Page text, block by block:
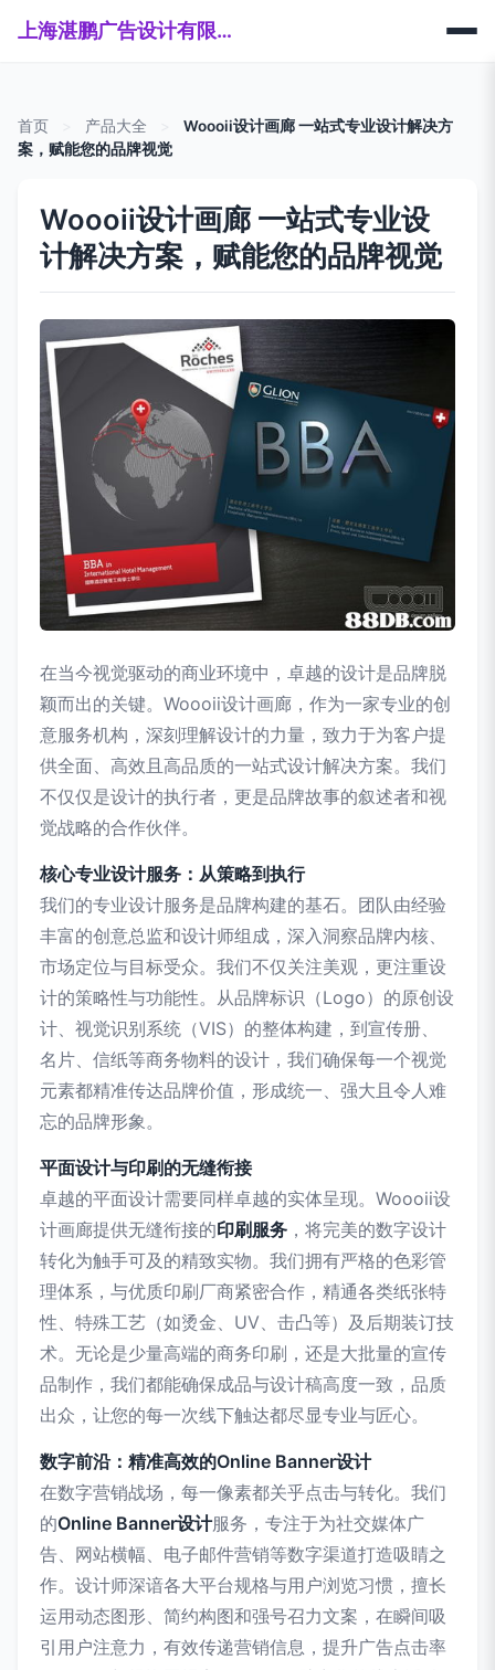
上海湛鹏广告设计有限公司
首页 产品大全
Woooii设计画廊 一站式专业设计解决方
案，赋能您的品牌视觉
Woooii设计画廊 一站式专业设
计解决方案，赋能您的品牌视觉
在当今视觉驱动的商业环境中，卓越的设计是品牌脱
颖而出的关键。Woooii设计画廊，作为一家专业的创
意服务机构，深刻理解设计的力量，致力于为客户提
供全面、高效且高品质的一站式设计解决方案。我们
不仅仅是设计的执行者，更是品牌故事的叙述者和视
觉战略的合作伙伴。
核心专业设计服务：从策略到执行
我们的专业设计服务是品牌构建的基石。团队由经验
丰富的创意总监和设计师组成，深入洞察品牌内核、
市场定位与目标受众。我们不仅关注美观，更注重设
计的策略性与功能性。从品牌标识（Logo）的原创设
计、视觉识别系统（VIS）的整体构建，到宣传册、
名片、信纸等商务物料的设计，我们确保每一个视觉
元素都精准传达品牌价值，形成统一、强大且令人难
忘的品牌形象。
平面设计与印刷的无缝衔接
卓越的平面设计需要同样卓越的实体呈现。Woooii设
计画廊提供无缝衔接的印刷服务 ，将完美的数字设计
转化为触手可及的精致实物。我们拥有严格的色彩管
理体系，与优质印刷厂商紧密合作，精通各类纸张特
性、特殊工艺（如烫金、UV、击凸等）及后期装订技
术。无论是少量高端的商务印刷，还是大批量的宣传
品制作，我们都能确保成品与设计稿高度一致，品质
出众，让您的每一次线下触达都尽显专业与匠心。
数字前沿：精准高效的Online Banner设计
在数字营销战场，每一像素都关乎点击与转化。我们
的Online Banner设计服务，专注于为社交媒体广
告、网站横幅、电子邮件营销等数字渠道打造吸睛之
作。设计师深谙各大平台规格与用户浏览习惯，擅长
运用动态图形、简约构图和强号召力文案，在瞬间吸
引用户注意力，有效传递营销信息，提升广告点击率